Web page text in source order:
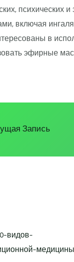
психических
включая
в
эфирные
Запись